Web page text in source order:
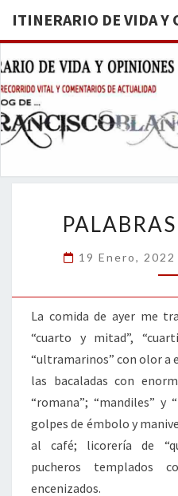
ITINERARIO DE VIDA Y
19 Enero,
La comida de ayer me
“cuarto y mitad”,
“ultramarinos” con olor a
las bacaladas con
“romana”; “mandiles” y
golpes de émbolo y
al café; licorería de
pucheros templados
encenizados.